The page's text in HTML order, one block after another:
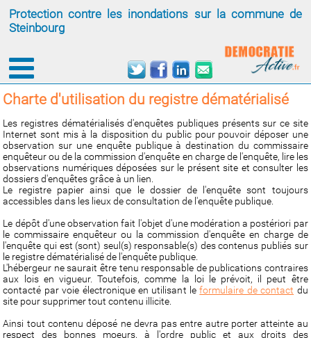
Protection contre les inondations sur la commune de
Steinbourg
Charte d'utilisation du registre dématérialisé
Les registres dématérialisés d'enquêtes publiques présents sur ce site
Internet sont mis à la disposition du public pour pouvoir déposer une
observation sur une enquête publique à destination du commissaire
enquêteur ou de la commission d'enquête en charge de l'enquête, lire les
observations numériques déposées sur le présent site et consulter les
dossiers d'enquêtes grâce à un lien.
Le registre papier ainsi que le dossier de l'enquête sont toujours
accessibles dans les lieux de consultation de l'enquête publique.
Le dépôt d'une observation fait l'objet d'une modération a postériori par
le commissaire enquêteur ou la commission d'enquête en charge de
l'enquête qui est (sont) seul(s) responsable(s) des contenus publiés sur
le registre dématérialisé de l'enquête publique.
L'hébergeur ne saurait être tenu responsable de publications contraires
aux lois en vigueur. Toutefois, comme la loi le prévoit, il peut être
contacté par voie électronique en utilisant leformulaire de contact du
site pour supprimer tout contenu illicite.
Ainsi tout contenu déposé ne devra pas entre autre porter atteinte au
respect des bonnes moeurs, à l'ordre public et aux droits des